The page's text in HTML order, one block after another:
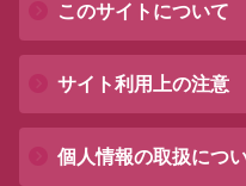
このサイトについて
サイト利用上の注意
個人情報の取扱につ